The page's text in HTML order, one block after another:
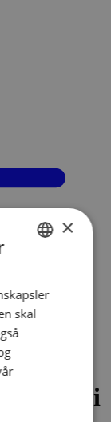
i
ENGLISH
×
skal